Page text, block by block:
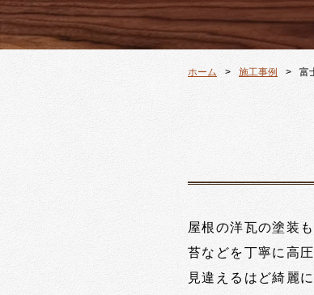
ホーム 施工事例 富
屋根の洋瓦の塗装
苔などを丁寧に高
見違えるはど綺麗